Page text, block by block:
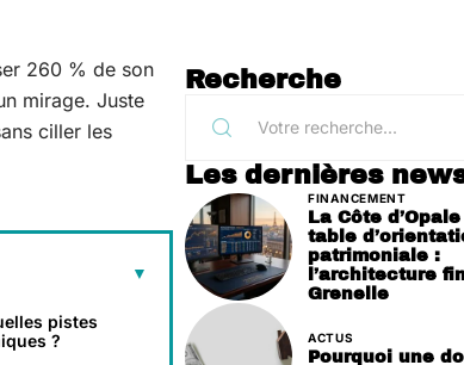
260 % de son
mirage. Juste
ciller les
pistes
?
Recherche
Les dernières
FINANCEMENT
La Côte
table
patrimoniale :
l’architecture
Grenelle
ACTUS
Pourquoi une